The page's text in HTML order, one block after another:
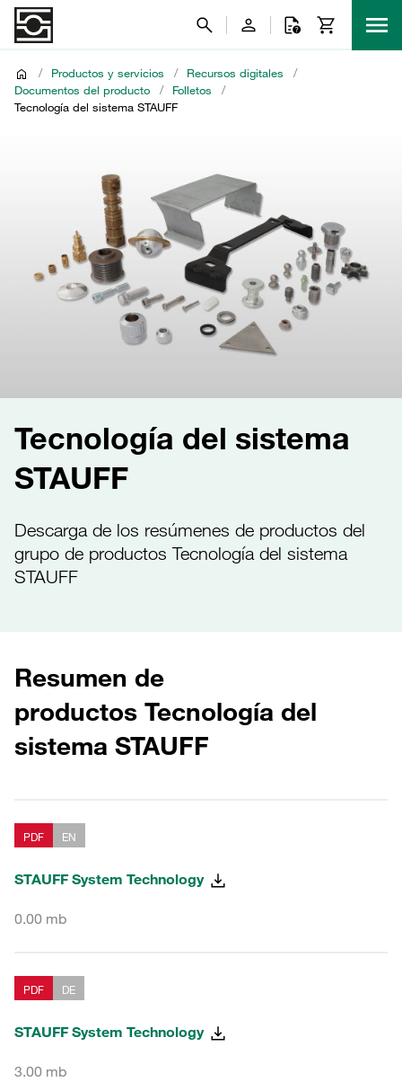
/ Productos y servicios / Recursos digitales
/
Documentos del producto
/ Folletos
/
Tecnología del sistema STAUFF
Tecnología del sistema
STAUFF
Descarga de los resúmenes de productos del
grupo de productos Tecnología del sistema
STAUFF
Resumen de
productos Tecnología del
sistema STAUFF
PDF EN
STAUFF System Technology
0.00 mb
PDF DE
STAUFF System Technology
3.00 mb